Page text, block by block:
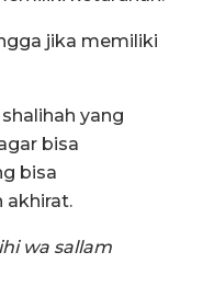
jika memiliki
yang
bisa
bisa
akhirat.
wa sallam